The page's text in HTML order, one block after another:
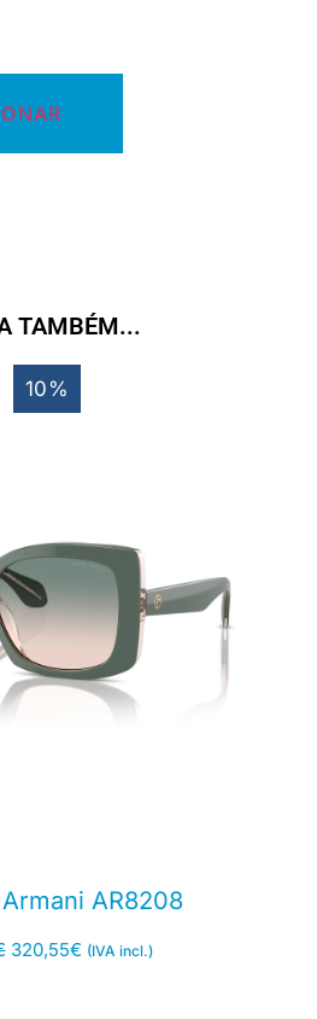
TAMBÉM...
10%
AR8208
320,55€ (IVA incl.)